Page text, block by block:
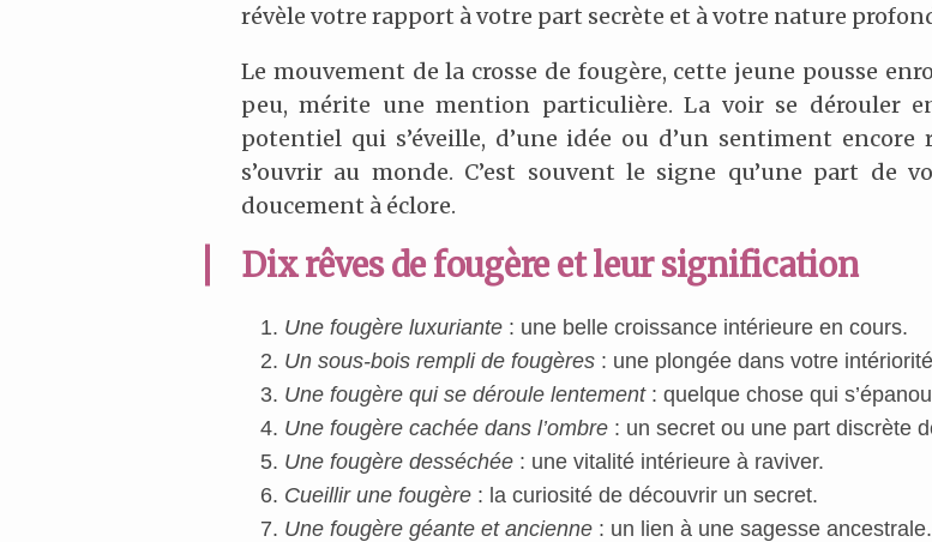
révèle votre rapport à votre part secrète et à votre nature
Le mouvement de la crosse de fougère, cette jeune pousse
peu, mérite une mention particulière. La voir se dérouler
potentiel qui s’éveille, d’une idée ou d’un sentiment
s’ouvrir au monde. C’est souvent le signe qu’une part de
doucement à éclore.
Dix rêves de fougère et leur signification
Une fougère luxuriante : une belle croissance intérieure en cours.
Un sous-bois rempli de fougères : une plongée dans votre
Une fougère qui se déroule lentement: quelque chose qui
Une fougère cachée dans l’ombre : un secret ou une part discrète
Une fougère desséchée : une vitalité intérieure à raviver.
Cueillir une fougère : la curiosité de découvrir un secret.
Une fougère géante et ancienne : un lien à une sagesse ancestrale.